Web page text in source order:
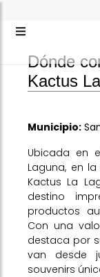
Dónde
Kactus
Municipio:
Ubicada en
Laguna, en
Kactus La
destino
productos
Con una
destaca por
van desde
souvenirs